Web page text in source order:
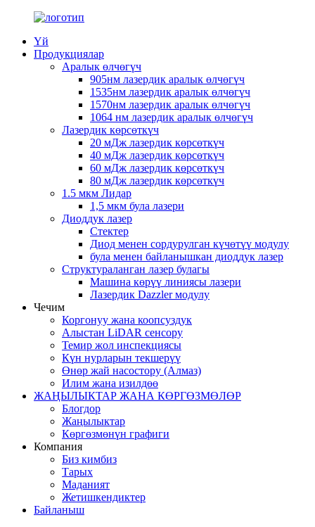
Үй
Продукциялар
Аралык өлчөгүч
905нм лазердик аралык өлчөгүч
1535нм лазердик аралык өлчөгүч
1570нм лазердик аралык өлчөгүч
1064 нм лазердик аралык өлчөгүч
Лазердик көрсөткүч
20 мДж лазердик көрсөткүч
40 мДж лазердик көрсөткүч
60 мДж лазердик көрсөткүч
80 мДж лазердик көрсөткүч
1.5 мкм Лидар
1,5 мкм була лазери
Диоддук лазер
Стектер
Диод менен сордурулган күчөтүү модулу
була менен байланышкан диоддук лазер
Структураланган лазер булагы
Машина көрүү линиясы лазери
Лазердик Dazzler модулу
Чечим
Коргонуу жана коопсуздук
Алыстан LiDAR сенсору
Темир жол инспекциясы
Күн нурларын текшерүү
Өнөр жай насостору (Алмаз)
Илим жана изилдөө
ЖАҢЫЛЫКТАР ЖАНА КӨРГӨЗМӨЛӨР
Блогдор
Жаңылыктар
Көргөзмөнүн графиги
Компания
Биз кимбиз
Тарых
Маданият
Жетишкендиктер
Байланыш